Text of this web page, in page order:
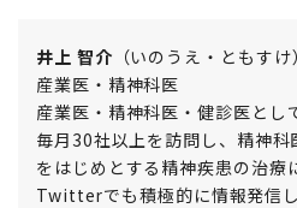
井上 智介 （いのうえ・ともすけ）
産業医・精神科医
産業医・精神科医・健診医とし
毎月30社以上を訪問し、精神
をはじめとする精神疾患の治療
Twitterでも積極的に情報発信